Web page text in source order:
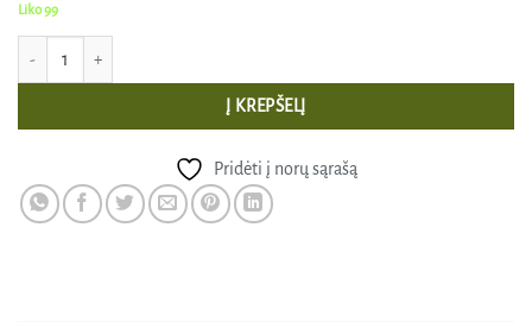
Liko 99
Į KREPŠELĮ
Pridėti į norų sąrašą